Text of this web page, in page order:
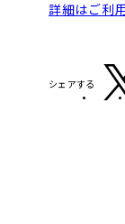
詳細はご利
シェアする